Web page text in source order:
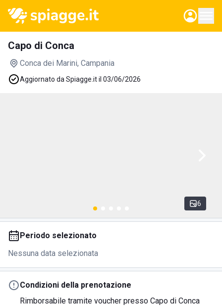
Capo di Conca
Conca dei Marini, Campania
Aggiornato da Spiagge.it il 03/06/2026
6
Periodo selezionato
Nessuna data selezionata
Condizioni della prenotazione
Rimborsabile tramite voucher presso Capo di Conca